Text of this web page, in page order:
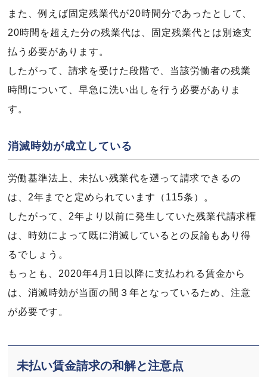
また、例えば固定残業代が20時間分であったとして、
20時間を超えた分の残業代は、固定残業代とは別途支
払う必要があります。
したがって、請求を受けた段階で、当該労働者の残業
時間について、早急に洗い出しを行う必要がありま
す。
消滅時効が成立している
労働基準法上、未払い残業代を遡って請求できるの
は、2年までと定められています（115条）。
したがって、2年より以前に発生していた残業代請求権
は、時効によって既に消滅しているとの反論もあり得
るでしょう。
もっとも、2020年4月1日以降に支払われる賃金から
は、消滅時効が当面の間３年となっているため、注意
が必要です。
未払い賃金請求の和解と注意点